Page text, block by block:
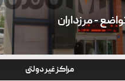
- مرزداران
مراکز غیر دولتی